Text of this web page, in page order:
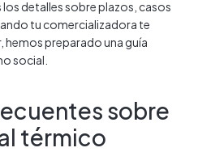
detalles sobre plazos, casos
tu comercializadora te
preparado una guía
social.
sobre
térmico